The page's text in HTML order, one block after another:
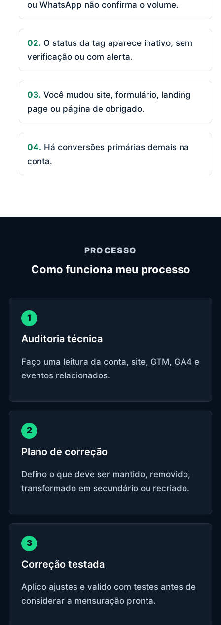
ou WhatsApp não confirma o volume.
02. O status da tag aparece inativo, sem
verificação ou com alerta.
03. Você mudou site, formulário, landing
page ou página de obrigado.
04. Há conversões primárias demais na
conta.
PROCESSO
Como funciona meu processo
1
Auditoria técnica
Faço uma leitura da conta, site, GTM, GA4 e
eventos relacionados.
2
Plano de correção
Defino o que deve ser mantido, removido,
transformado em secundário ou recriado.
3
Correção testada
Aplico ajustes e valido com testes antes de
considerar a mensuração pronta.